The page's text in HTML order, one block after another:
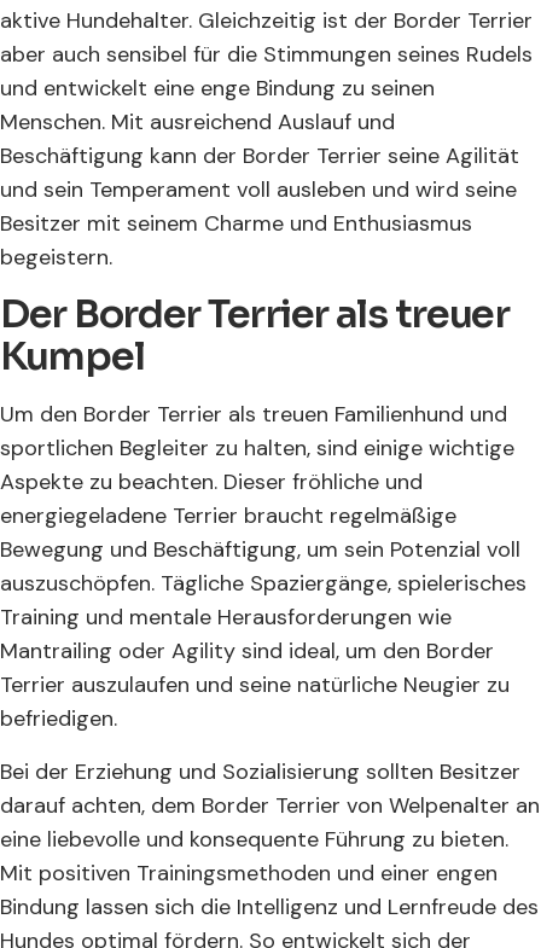
aktive Hundehalter. Gleichzeitig ist der Border Terrier
aber auch sensibel für die Stimmungen seines Rudels
und entwickelt eine enge Bindung zu seinen
Menschen. Mit ausreichend Auslauf und
Beschäftigung kann der Border Terrier seine Agilität
und sein Temperament voll ausleben und wird seine
Besitzer mit seinem Charme und Enthusiasmus
begeistern.
Der Border Terrier als treuer
Kumpel
Um den Border Terrier als treuen Familienhund und
sportlichen Begleiter zu halten, sind einige wichtige
Aspekte zu beachten. Dieser fröhliche und
energiegeladene Terrier braucht regelmäßige
Bewegung und Beschäftigung, um sein Potenzial voll
auszuschöpfen. Tägliche Spaziergänge, spielerisches
Training und mentale Herausforderungen wie
Mantrailing oder Agility sind ideal, um den Border
Terrier auszulaufen und seine natürliche Neugier zu
befriedigen.
Bei der Erziehung und Sozialisierung sollten Besitzer
darauf achten, dem Border Terrier von Welpenalter an
eine liebevolle und konsequente Führung zu bieten.
Mit positiven Trainingsmethoden und einer engen
Bindung lassen sich die Intelligenz und Lernfreude des
Hundes optimal fördern. So entwickelt sich der